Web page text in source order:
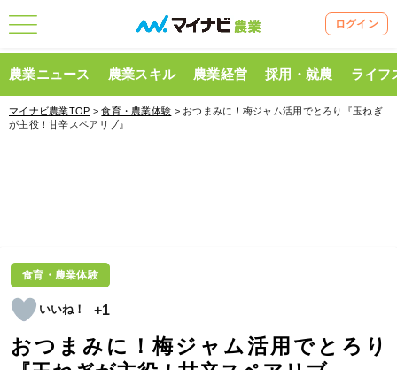
ログイン
農業ニュース 農業スキル 農業経営 採用・就農 ライフ
マイナビ農業TOP >食育・農業体験 > おつまみに！梅ジャム活用でとろり『玉ねぎ
が主役！甘辛スペアリブ』
食育・農業体験
+1
おつまみに！梅ジャム活用でとろり